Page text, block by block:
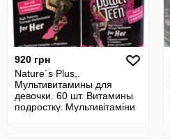
920 грн
Nature´s Plus,.
Мультивитамины для
девочки. 60 шт. Витамины
подростку. Мультивітаміни